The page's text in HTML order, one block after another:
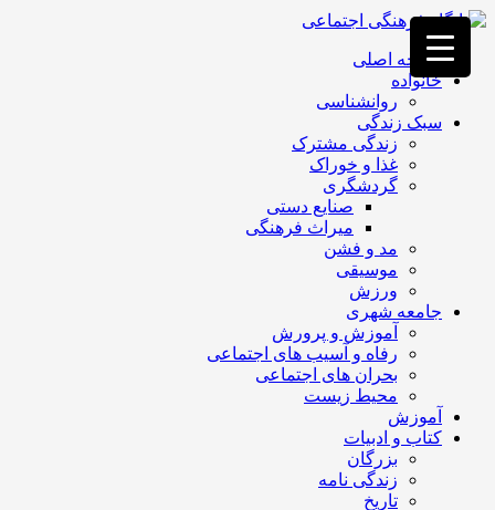
فصد
خون
غرب
تهران
خشکشویی
تصفیه
تهران
صفحه اصلی
خانواده
روانشناسی
سبک زندگی
زندگی مشترک
غذا و خوراک
گردشگری
صنایع دستی
میراث فرهنگی
مد و فشن
موسیقی
ورزش
جامعه شهری
آموزش و پرورش
رفاه و آسیب های اجتماعی
بحران های اجتماعی
محیط زیست
آموزش
کتاب و ادبیات
بزرگان
زندگی نامه
تاریخ